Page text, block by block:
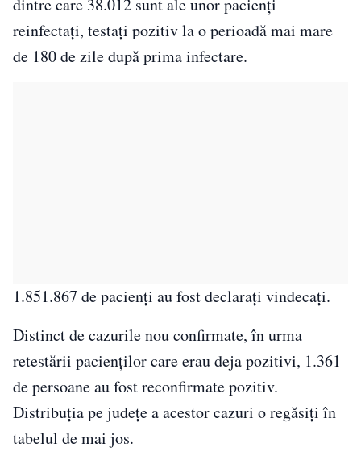
reinfectați, testați pozitiv la o perioadă mai mare
de 180 de zile după prima infectare.
1.851.867 de pacienți au fost declarați vindecați.
Distinct de cazurile nou confirmate, în urma
retestării pacienților care erau deja pozitivi, 1.361
de persoane au fost reconfirmate pozitiv.
Distribuția pe județe a acestor cazuri o regăsiți în
tabelul de mai jos.